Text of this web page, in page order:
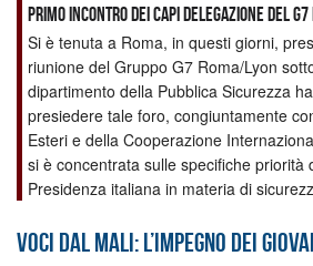
Primo incontro dei capi delegazione del
Si è tenuta a Roma, in questi giorni,
riunione del Gruppo G7 Roma/Lyon
dipartimento della Pubblica Sicurezza
presiedere tale foro, congiuntamente
Esteri e della Cooperazione
si è concentrata sulle specifiche priorità
Presidenza italiana in materia di
Voci dal Mali: l’impegno dei